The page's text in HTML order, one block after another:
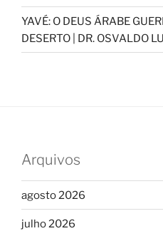
YAVÉ: O DEUS ÁRABE
DESERTO | DR. OSVALDO
Arquivos
agosto 2026
julho 2026